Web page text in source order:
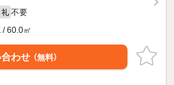
礼 不要
60.0㎡
わせ （無料）